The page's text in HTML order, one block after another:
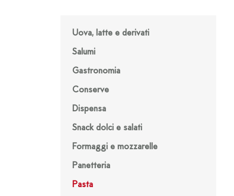
Uova, latte e derivati
Salumi
Gastronomia
Conserve
Dispensa
Snack dolci e salati
Formaggi e mozzarelle
Panetteria
Pasta